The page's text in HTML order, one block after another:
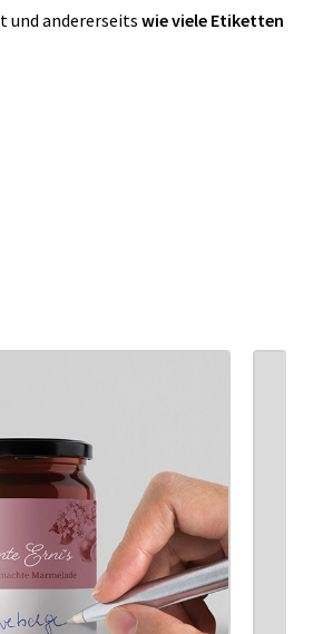
und andererseits wie viele Etiketten